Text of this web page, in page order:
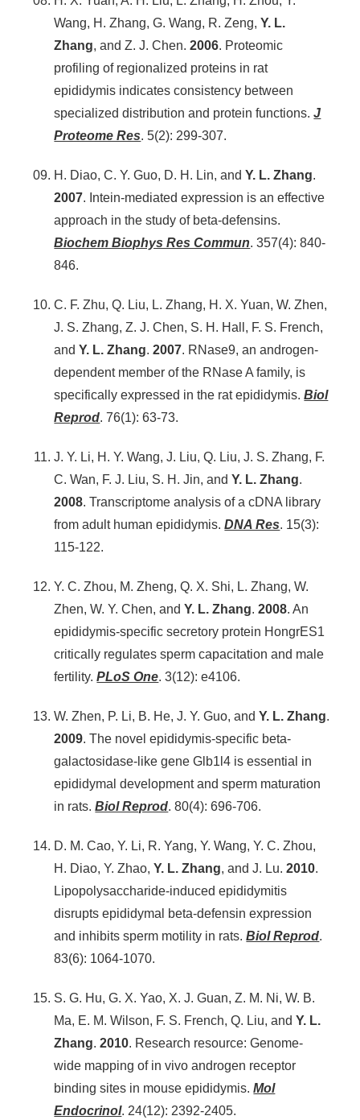
Wang, H. Zhang, G. Wang, R. Zeng,Y. L.
Zhang, and Z. J. Chen.2006. Proteomic
profiling of regionalized proteins in rat
epididymis indicates consistency between
specialized distribution and protein functions.J
Proteome Res. 5(2): 299-307.
H. Diao, C. Y. Guo, D. H. Lin, andY. L. Zhang.
2007. Intein-mediated expression is an effective
approach in the study of beta-defensins.
Biochem Biophys Res Commun. 357(4): 840-
846.
C. F. Zhu, Q. Liu, L. Zhang, H. X. Yuan, W. Zhen,
J. S. Zhang, Z. J. Chen, S. H. Hall, F. S. French,
andY. L. Zhang.2007. RNase9, an androgen-
dependent member of the RNase A family, is
specifically expressed in the rat epididymis.Biol
Reprod. 76(1): 63-73.
J. Y. Li, H. Y. Wang, J. Liu, Q. Liu, J. S. Zhang, F.
C. Wan, F. J. Liu, S. H. Jin, andY. L. Zhang.
2008. Transcriptome analysis of a cDNA library
from adult human epididymis.DNA Res. 15(3):
115-122.
Y. C. Zhou, M. Zheng, Q. X. Shi, L. Zhang, W.
Zhen, W. Y. Chen, andY. L. Zhang.2008. An
epididymis-specific secretory protein HongrES1
critically regulates sperm capacitation and male
fertility.PLoS One. 3(12): e4106.
W. Zhen, P. Li, B. He, J. Y. Guo, andY. L. Zhang.
2009. The novel epididymis-specific beta-
galactosidase-like gene Glb1l4 is essential in
epididymal development and sperm maturation
in rats.Biol Reprod. 80(4): 696-706.
D. M. Cao, Y. Li, R. Yang, Y. Wang, Y. C. Zhou,
H. Diao, Y. Zhao,Y. L. Zhang, and J. Lu.2010.
Lipopolysaccharide-induced epididymitis
disrupts epididymal beta-defensin expression
and inhibits sperm motility in rats.Biol Reprod.
83(6): 1064-1070.
S. G. Hu, G. X. Yao, X. J. Guan, Z. M. Ni, W. B.
Ma, E. M. Wilson, F. S. French, Q. Liu, andY. L.
Zhang.2010. Research resource: Genome-
wide mapping of in vivo androgen receptor
binding sites in mouse epididymis.Mol
Endocrinol. 24(12): 2392-2405.